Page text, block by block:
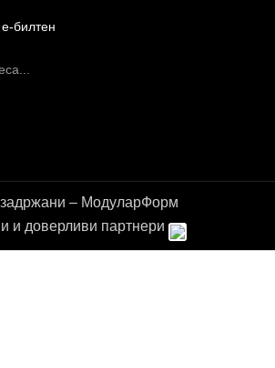
билтен
– МодуларФорм
и доверливи партнери